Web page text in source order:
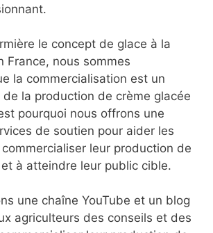
le concept de glace à la
France, nous sommes
la commercialisation est un
la production de crème glacée
pourquoi nous offrons une
de soutien pour aider les
leur production de
à atteindre leur public cible.
une chaîne YouTube et un blog
agriculteurs des conseils et des